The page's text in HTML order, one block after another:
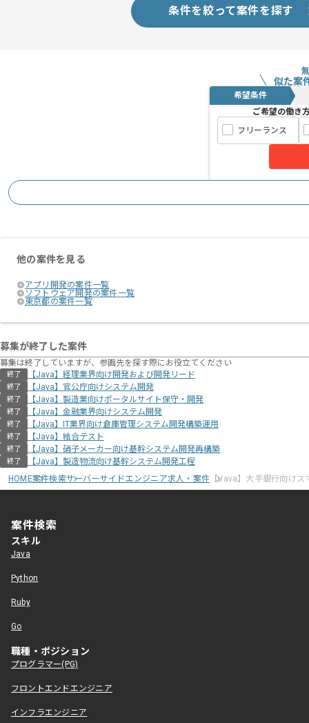
条件を絞って案件を探す
似た案
希望条件
ご希望の働き
フリーランス
他の案件を見る
アプリ開発の案件一覧
ソフトウェア開発の案件一覧
東京都の案件一覧
募集が終了した案件
募集は終了していますが、参画先を探す際にお役立てください
終了 【Java】経理業界向け開発および開発リード
終了 【Java】官公庁向けシステム開発
終了 【Java】製造業向けポータルサイト保守・開発
終了 【Java】金融業界向けシステム開発
終了 【Java】IT業界向け倉庫管理システム開発構築運用
終了 【Java】結合テスト
終了 【Java】硝子メーカー向け基幹システム開発再構築
終了
【Java】製造物流向け基幹システム開発工程
HOME案件検索サーバーサイドエンジニア求人・案件 【Java】大手銀行向け
案件検索
スキル
Java
Python
Ruby
Go
職種・ポジション
プログラマー(PG)
フロントエンドエンジニア
インフラエンジニア